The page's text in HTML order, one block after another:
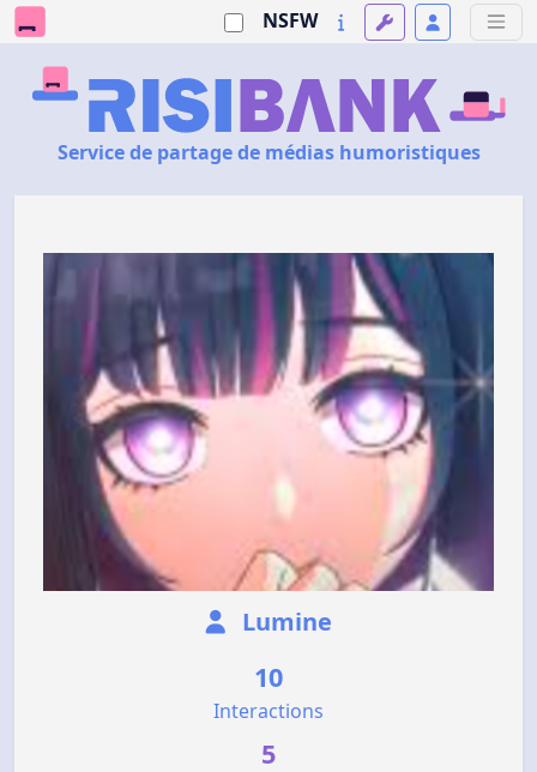
NSFW
Service de partage de médias humoristiques
Lumine
10
Interactions
5